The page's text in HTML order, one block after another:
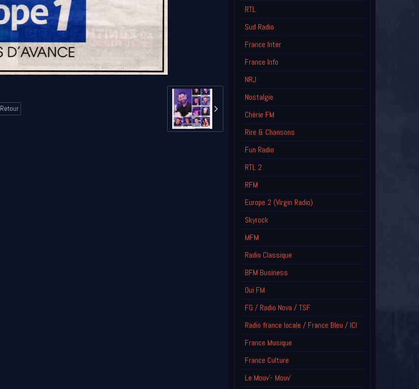
Retour
RTL
Sud Radio
France Inter
France Info
NRJ
Nostalgie
Chérie FM
Rire & Chansons
Fun Radio
RTL 2
RFM
Europe 2 (Virgin Radio)
Skyrock
MFM
Radio Classique
BFM Business
Oui FM
FG / Radio Nova / TSF
Radio france locale / France Bleu / ICI
France Musique
France Culture
Le Mouv'- Mouv'